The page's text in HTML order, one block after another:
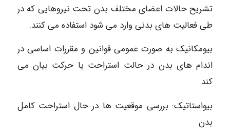
تشریح حالات اعضای مختلف بدن تحت نیروهایی که در
طی فعالیت های بدنی وارد می شود استفاده می کنند.
بیومکانیک به صورت عمومی قوانین و مقررات اساسی در
اندام های بدن در حالت استراحت یا حرکت بیان می
کند.
بیواستاتیک: بررسی موقعیت ها در حال استراحت کامل
بدن